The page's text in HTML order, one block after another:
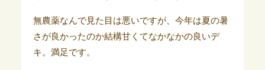
無農薬なんで見た目は悪いですが、今年は夏の暑
さが良かったのか結構甘くてなかなかの良いデ
キ。満足です。